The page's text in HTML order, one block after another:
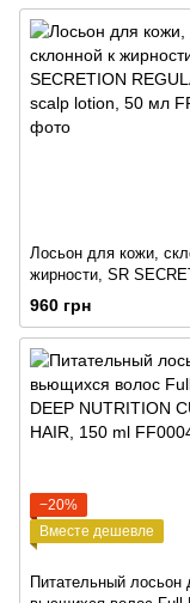
CONTROL, 150 ml
Лосьон для кожи,
жирности, SR
REGULATION scalp
960 грн
−20%
Вместе дешевле
Питательный лосьон